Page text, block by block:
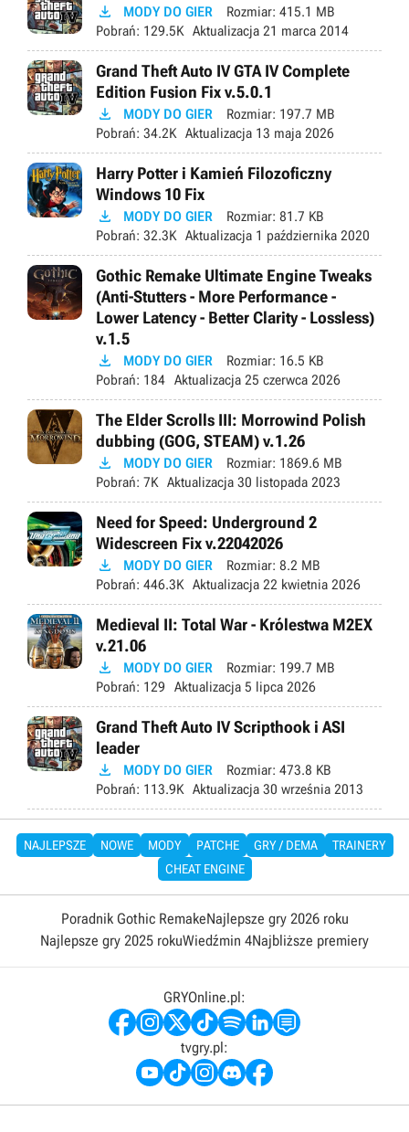
 MODY DO GIER Rozmiar: 415.1 MB
Pobrań: 129.5K Aktualizacja 21 marca 2014
Grand Theft Auto IV GTA IV Complete
Edition Fusion Fix v.5.0.1
 MODY DO GIER Rozmiar: 197.7 MB
Pobrań: 34.2K Aktualizacja 13 maja 2026
Harry Potter i Kamień Filozoficzny
Windows 10 Fix
 MODY DO GIER Rozmiar: 81.7 KB
Pobrań: 32.3K Aktualizacja 1 października 2020
Gothic Remake Ultimate Engine Tweaks
(Anti-Stutters - More Performance -
Lower Latency - Better Clarity - Lossless)
v.1.5
 MODY DO GIER Rozmiar: 16.5 KB
Pobrań: 184 Aktualizacja 25 czerwca 2026
The Elder Scrolls III: Morrowind Polish
dubbing (GOG, STEAM) v.1.26
 MODY DO GIER Rozmiar: 1869.6 MB
Pobrań: 7K Aktualizacja 30 listopada 2023
Need for Speed: Underground 2
Widescreen Fix v.22042026
 MODY DO GIER Rozmiar: 8.2 MB
Pobrań: 446.3K Aktualizacja 22 kwietnia 2026
Medieval II: Total War - Królestwa M2EX
v.21.06
 MODY DO GIER Rozmiar: 199.7 MB
Pobrań: 129 Aktualizacja 5 lipca 2026
Grand Theft Auto IV Scripthook i ASI
leader
 MODY DO GIER Rozmiar: 473.8 KB
Pobrań: 113.9K Aktualizacja 30 września 2013
NAJLEPSZE NOWE MODY PATCHE GRY / DEMA
TRAINERY
CHEAT ENGINE
Poradnik Gothic RemakeNajlepsze gry 2026 roku
Najlepsze gry 2025 rokuWiedźmin 4Najbliższe premiery
GRYOnline.pl:
tvgry.pl: